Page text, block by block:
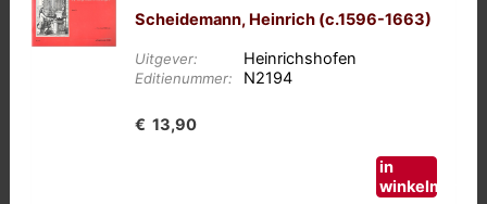
Scheidemann, Heinrich (c.1596-1663)
Uitgever: Heinrichshofen
Editienummer: N2194
€ 13,90
in
winkelmand